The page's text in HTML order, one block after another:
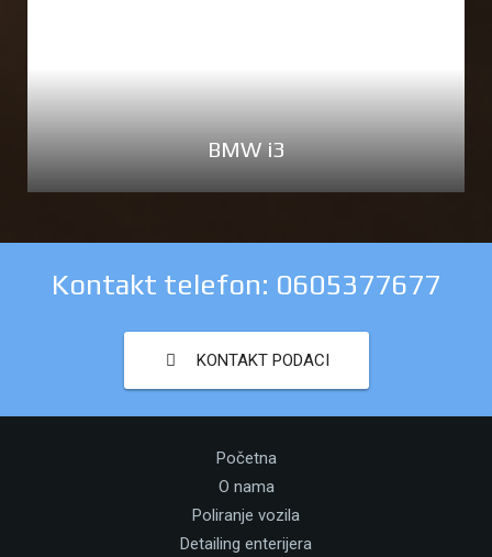
BMW i3
Kontakt telefon: 0605377677
KONTAKT PODACI
Početna
O nama
Poliranje vozila
Detailing enterijera